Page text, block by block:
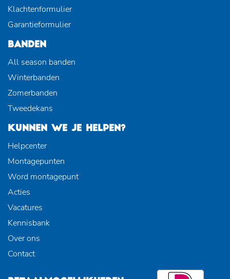
Klachtenformulier
Garantieformulier
BANDEN
All season banden
Winterbanden
Zomerbanden
Tweedekans
KUNNEN WE JE HELPEN?
Helpcenter
Montagepunten
Word montagepunt
Acties
Vacatures
Kennisbank
Over ons
Contact